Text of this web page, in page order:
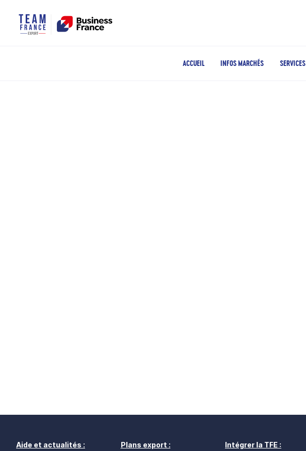
ACCUEIL INFOS MARCHÉS SERVICES
Aide et actualités : Plans export : Intégrer la TFE :